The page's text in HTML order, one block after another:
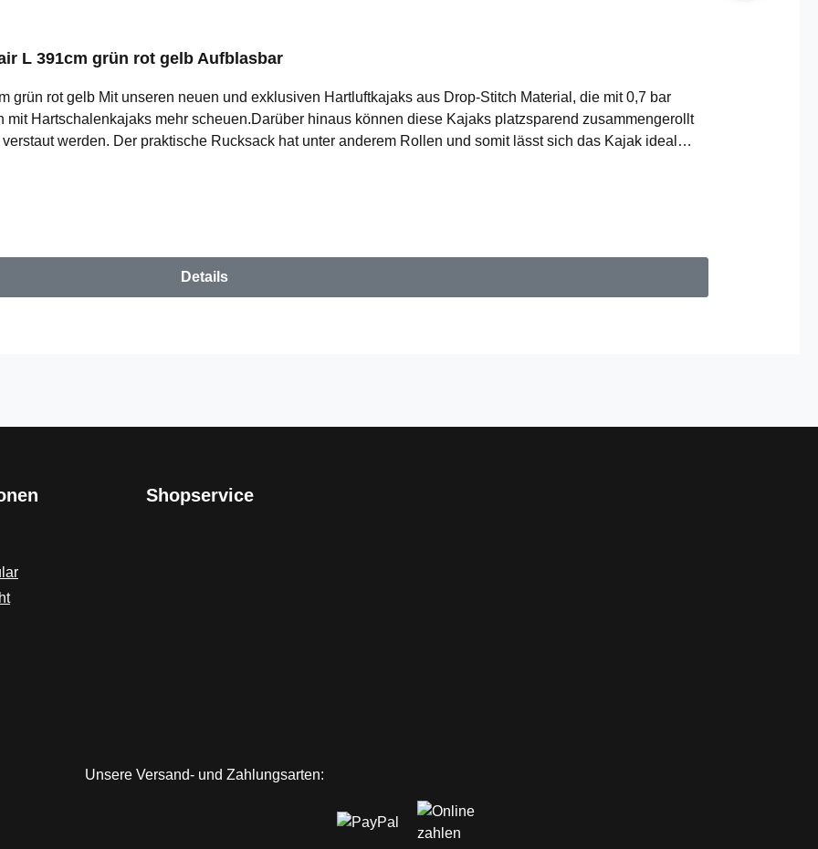
L 391cm grün rot gelb Aufblasbar
grün rot gelb Mit unseren neuen und exklusiven Hartluftkajaks aus Drop-Stitch Material, die mit 0,7 bar
Hartschalenkajaks mehr scheuen.Darüber hinaus können diese Kajaks platzsparend zusammengerollt
werden. Der praktische Rucksack hat unter anderem Rollen und somit lässt sich das Kajak ideal
"Flair"Gesamtlänge: 391cmGesamtbreite: 71cmBordwand Höhe/Stärke: 25/10cmGewicht ohne
1Tragkraft: 160 kgMax. Druck in bar: 0,70 PADDEL NICHT im Lieferumfang
Details
Shopservice
Unsere Versand- und Zahlungsarten: